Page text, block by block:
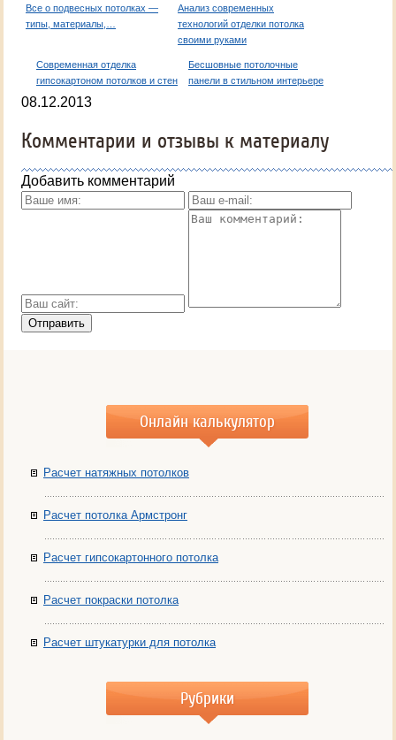
Все о подвесных потолках —
типы, материалы,…
Анализ современных
технологий отделки потолка
своими руками
Современная отделка
гипсокартоном потолков и стен
Бесшовные потолочные
панели в стильном интерьере
08.12.2013
Комментарии и отзывы к материалу
Добавить комментарий
Онлайн калькулятор
Расчет натяжных потолков
Расчет потолка Армстронг
Расчет гипсокартонного потолка
Расчет покраски потолка
Расчет штукатурки для потолка
Рубрики